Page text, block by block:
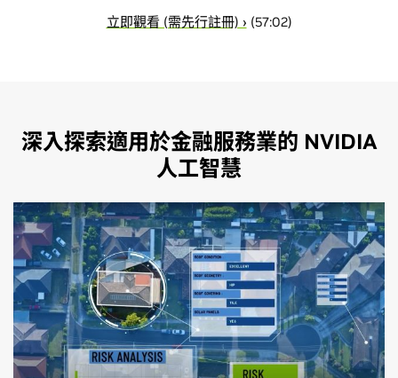
立即觀看 (需先行註冊) › (57:02)
深入探索適用於金融服務業的 NVIDIA
人工智慧